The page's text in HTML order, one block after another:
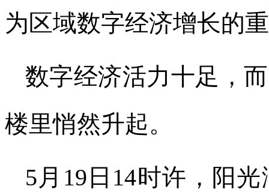
为区域数字经济增长的
数字经济活力十足，
楼里悄然升起。
5月19日14时许，阳